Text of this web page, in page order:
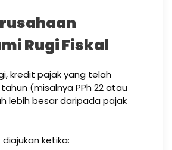
Rugi Fiskal
kredit pajak yang telah
(misalnya PPh 22 atau
lebih besar daripada pajak
ketika: